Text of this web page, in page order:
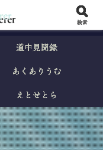
道中見聞録
あくありうむ
えとせとら
検索